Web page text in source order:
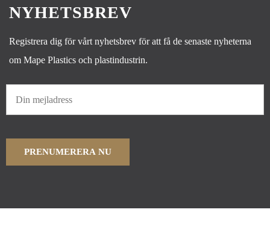
NYHETSBREV
Registrera dig för vårt nyhetsbrev för att få de senaste nyheterna
om Mape Plastics och plastindustrin.